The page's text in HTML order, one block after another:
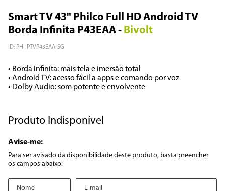
Smart TV 43" Philco Full HD Android TV
Borda Infinita P43EAA- Bivolt
ID: PHI-PTVP43EAA-SG
• Borda Infinita: mais tela e imersão total
• Android TV: acesso fácil a apps e comando por voz
• Dolby Audio: som potente e envolvente
Produto Indisponível
8º embutir